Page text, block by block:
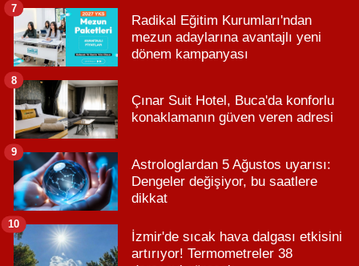
Radikal Eğitim Kurumları'ndan
mezun adaylarına avantajlı yeni
dönem kampanyası
7
Çınar Suit Hotel, Buca'da konforlu
konaklamanın güven veren adresi
8
Astrologlardan 5 Ağustos uyarısı:
Dengeler değişiyor, bu saatlere
dikkat
9
İzmir'de sıcak hava dalgası etkisini
artırıyor! Termometreler 38
10